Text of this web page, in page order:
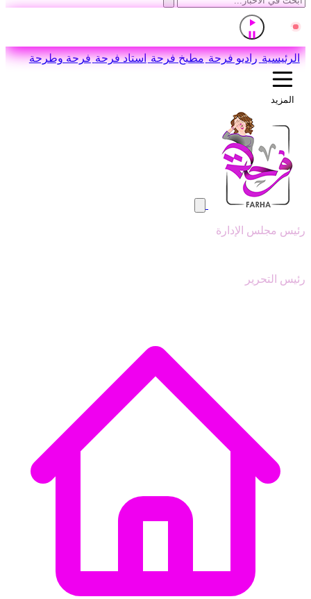
مباشر إذاعة القرآن الكريم من القاهرة
اضغط للاستماع
الرئيسية راديو فرحة مطبخ فرحة استاد فرحة فرحة وطرحة
المزيد
رئيس مجلس الإدارة
رئيس التحرير